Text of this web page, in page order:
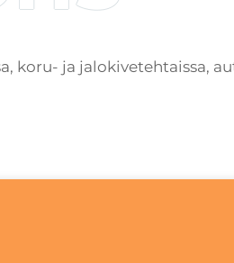
koru- ja jalokivetehtaissa,